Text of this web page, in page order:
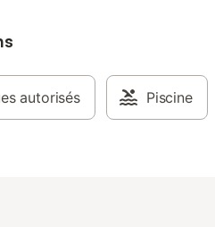
autorisés Piscine